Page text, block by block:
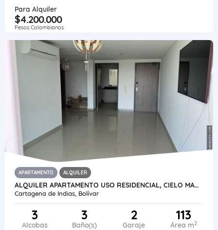
Para Alquiler
$4.200.000
Pesos Colombianos
APARTAMENTO ALQUILER
ALQUILER APARTAMENTO USO RESIDENCIAL, CIELO MAR- CARTAGENA- COLOMBIA
Cartagena de Indias, Bolívar
3
Alcobas
3
Baño(s)
2
Garaje
113
Área m2